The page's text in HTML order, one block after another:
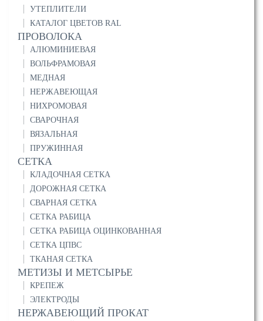
УТЕПЛИТЕЛИ
КАТАЛОГ ЦВЕТОВ RAL
ПРОВОЛОКА
АЛЮМИНИЕВАЯ
ВОЛЬФРАМОВАЯ
МЕДНАЯ
НЕРЖАВЕЮЩАЯ
НИХРОМОВАЯ
СВАРОЧНАЯ
ВЯЗАЛЬНАЯ
ПРУЖИННАЯ
СЕТКА
КЛАДОЧНАЯ СЕТКА
ДОРОЖНАЯ СЕТКА
СВАРНАЯ СЕТКА
СЕТКА РАБИЦА
СЕТКА РАБИЦА ОЦИНКОВАННАЯ
СЕТКА ЦПВС
ТКАНАЯ СЕТКА
МЕТИЗЫ И МЕТСЫРЬЕ
КРЕПЕЖ
ЭЛЕКТРОДЫ
НЕРЖАВЕЮЩИЙ ПРОКАТ